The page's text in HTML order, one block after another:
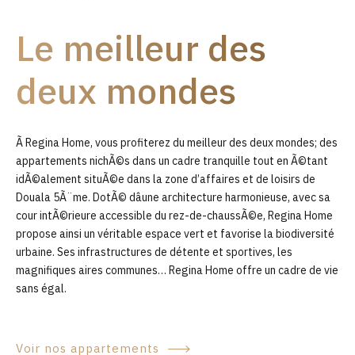
0
Le meilleur des
deux mondes
Ã Regina Home, vous profiterez du meilleur des deux mondes; des
appartements nichÃ©s dans un cadre tranquille tout en Ã©tant
idÃ©alement situÃ©e dans la zone d’affaires et de loisirs de
Douala 5Ã¨me. DotÃ© dâune architecture harmonieuse, avec sa
cour intÃ©rieure accessible du rez-de-chaussÃ©e, Regina Home
propose ainsi un véritable espace vert et favorise la biodiversité
urbaine. Ses infrastructures de détente et sportives, les
magnifiques aires communes… Regina Home offre un cadre de vie
sans égal.
Voir nos appartements